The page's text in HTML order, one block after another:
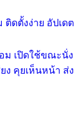
ดตั้งง่าย อัปเดต
ม เปิดใช้ขณะนั่ง
ง คุยเห็นหน้า ส่ง